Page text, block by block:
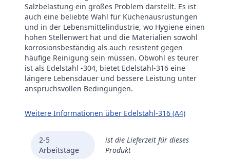
Salzbelastung ein großes Problem darstellt. Es ist
auch eine beliebte Wahl für Küchenausrüstungen
und in der Lebensmittelindustrie, wo Hygiene einen
hohen Stellenwert hat und die Materialien sowohl
korrosionsbeständig als auch resistent gegen
häufige Reinigung sein müssen. Obwohl es teurer
ist als Edelstahl -304, bietet Edelstahl-316 eine
längere Lebensdauer und bessere Leistung unter
anspruchsvollen Bedingungen.
Weitere Informationen über Edelstahl-316 (A4)
2-5
Arbeitstage
ist die Lieferzeit für dieses
Produkt